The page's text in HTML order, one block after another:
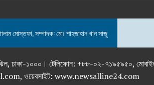
মোস্তফা, সম্পাদক: মোঃ শাহজাহান খান সাজু
মতিঝিল, ঢাকা-১০০০। টেলিফোন: +৮৮-০২-
ওয়েবসাইট: www.newsalline24.com